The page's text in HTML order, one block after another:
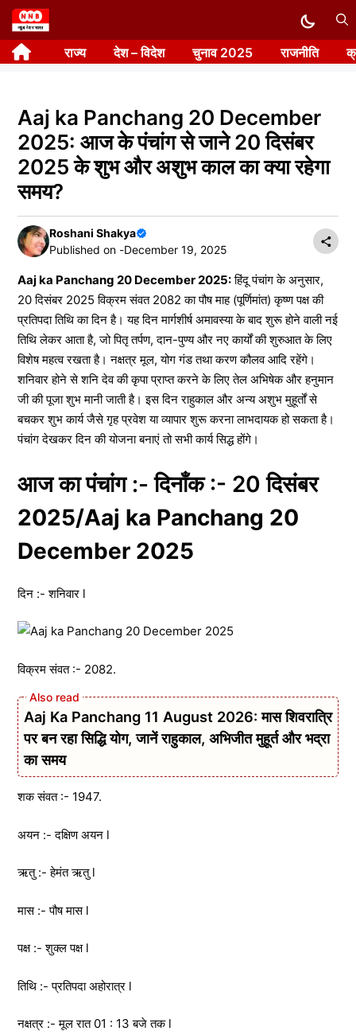
Skip
to
content राज्य देश – विदेश चुनाव 2025 राजनीति
Aaj ka Panchang 20 December
2025: आज के पंचांग से जाने 20 दिसंबर
2025 के शुभ और अशुभ काल का क्या रहेगा
समय?
Roshani Shakya
Published on -December 19, 2025
Aaj ka Panchang 20 December 2025:हिंदू पंचांग के अनुसार,
20 दिसंबर 2025 विक्रम संवत 2082 का पौष माह (पूर्णिमांत) कृष्ण पक्ष की
प्रतिपदा तिथि का दिन है। यह दिन मार्गशीर्ष अमावस्या के बाद शुरू होने वाली नई
तिथि लेकर आता है, जो पितृ तर्पण, दान-पुण्य और नए कार्यों की शुरुआत के लिए
विशेष महत्व रखता है। नक्षत्र मूल, योग गंड तथा करण कौलव आदि रहेंगे।
शनिवार होने से शनि देव की कृपा प्राप्त करने के लिए तेल अभिषेक और हनुमान
जी की पूजा शुभ मानी जाती है। इस दिन राहुकाल और अन्य अशुभ मुहूर्तों से
बचकर शुभ कार्य जैसे गृह प्रवेश या व्यापार शुरू करना लाभदायक हो सकता है।
पंचांग देखकर दिन की योजना बनाएं तो सभी कार्य सिद्ध होंगे।
आज का पंचांग :- दिनाँक :- 20 दिसंबर
2025/Aaj ka Panchang 20
December 2025
दिन :- शनिवार l
विक्रम संवत :- 2082.
Aaj Ka Panchang 11 August 2026: मास शिवरात्रि
पर बन रहा सिद्धि योग, जानें राहुकाल, अभिजीत मुहूर्त और भद्रा
का समय
शक संवत :- 1947.
अयन :- दक्षिण अयन l
ऋतु :- हेमंत ऋतु l
मास :- पौष मास l
पक्ष :- शुक्ल पक्ष l
तिथि :- प्रतिपदा अहोरात्र l
नक्षत्र :- मूल रात 01 : 13 बजे तक l